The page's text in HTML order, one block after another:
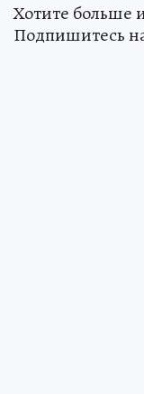
Хотите больше
Подпишитесь